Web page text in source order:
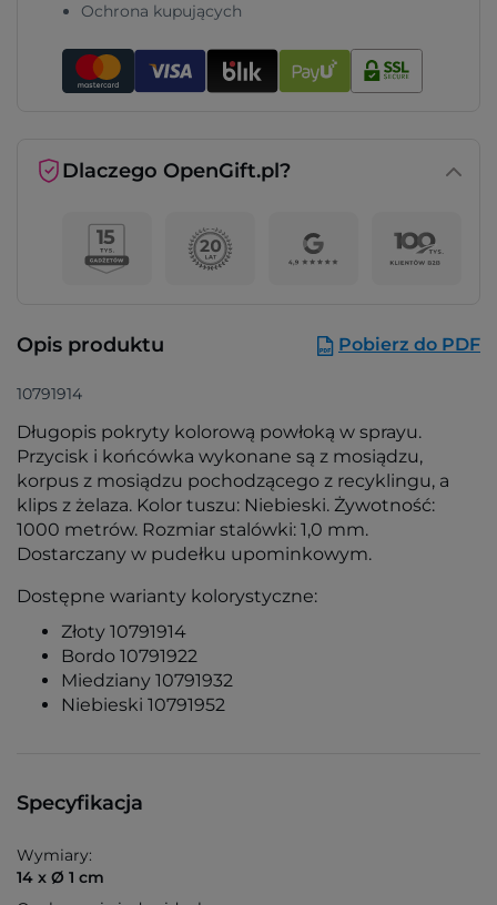
Ochrona kupujących
Dlaczego OpenGift.pl?
Opis produktu Pobierz do PDF
10791914
Długopis pokryty kolorową powłoką w sprayu.
Przycisk i końcówka wykonane są z mosiądzu,
korpus z mosiądzu pochodzącego z recyklingu, a
klips z żelaza. Kolor tuszu: Niebieski. Żywotność:
1000 metrów. Rozmiar stalówki: 1,0 mm.
Dostarczany w pudełku upominkowym.
Dostępne warianty kolorystyczne:
Złoty 10791914
Bordo 10791922
Miedziany 10791932
Niebieski 10791952
Specyfikacja
Wymiary:
14 x Ø 1 cm